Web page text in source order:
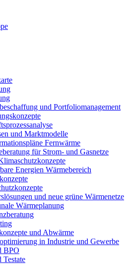
und Portfoliomanagement
und Marktmodelle
Fernwärme
für Strom- und Gasnetze
Energien Wärmebereich
und neue grüne Wärmenetze
Wärmeplanung
und Abwärme
in Industrie und Gewerbe
BPO
Testate